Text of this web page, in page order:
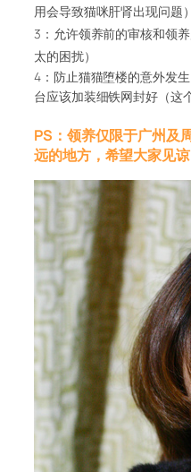
用会导致猫咪肝肾出现问题）
3：允许领养前的审核和领
太的困扰）
4：防止猫猫堕楼的意外发
台应该加装细铁网封好（这
PS：领养仅限于广州及
远的地方，希望大家见谅